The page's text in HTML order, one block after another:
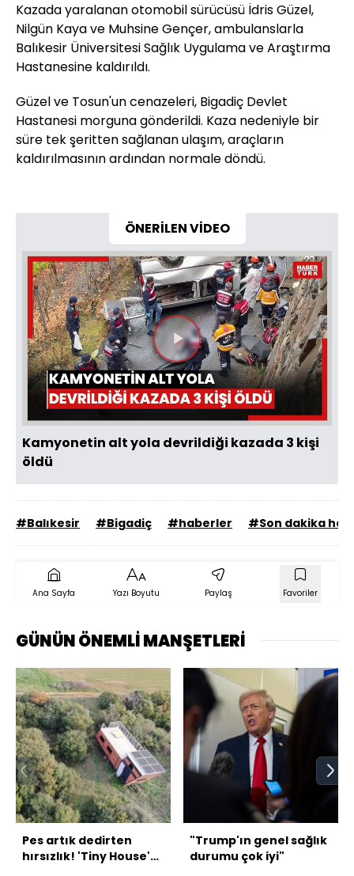
Kazada yaralanan otomobil sürücüsü İdris Güzel,
Nilgün Kaya ve Muhsine Gençer, ambulanslarla
Balıkesir Üniversitesi Sağlık Uygulama ve Araştırma
Hastanesine kaldırıldı.
Güzel ve Tosun'un cenazeleri, Bigadiç Devlet
Hastanesi morguna gönderildi. Kaza nedeniyle bir
süre tek şeritten sağlanan ulaşım, araçların
kaldırılmasının ardından normale döndü.
ÖNERİLEN VİDEO
Videoyu
Oynat
Kamyonetin alt yola devrildiği kazada 3 kişi
öldü
#Balıkesir #Bigadiç #haberler #Son dakika
Ana Sayfa Yazı Boyutu Paylaş Favoriler
GÜNÜN ÖNEMLİ MANŞETLERİ
Pes artık dedirten
hırsızlık! 'Tiny House'u
"Trump'ın genel sağlık
durumu çok iyi"